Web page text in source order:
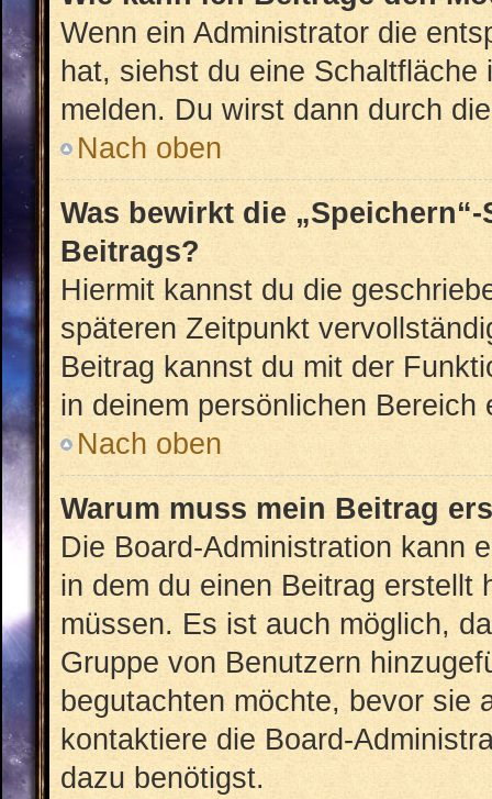
Wenn ein Administrator die
hat, siehst du eine
melden. Du wirst dann durch
Nach oben
Was bewirkt die
Beitrags?
Hiermit kannst du die
späteren Zeitpunkt
Beitrag kannst du mit der
in deinem persönlichen Bereich
Nach oben
Warum muss mein Beitrag
Die Board-Administration kann
in dem du einen Beitrag erstellt
müssen. Es ist auch möglich,
Gruppe von Benutzern
begutachten möchte, bevor sie
kontaktiere die Board-
dazu benötigst.